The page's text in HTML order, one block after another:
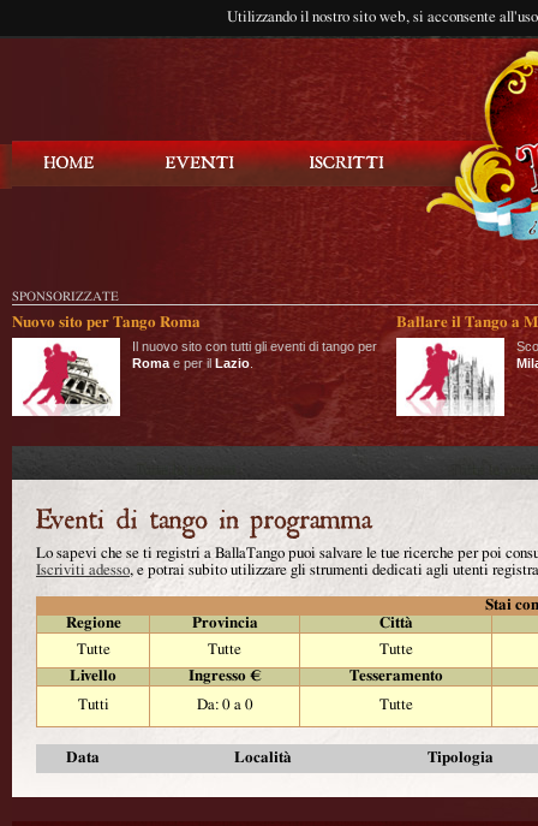
Utilizzando il nostro sito web, si acconsente
SPONSORIZZATE
Nuovo sito per Tango Roma
Il nuovo sito con tutti gli eventi di tango per
Roma e per il Lazio
Ballare il Tango a
Lo sapevi che se ti registri a BallaTango puoi salvare le tue ricerche per poi
Iscriviti adesso, e potrai subito utilizzare gli strumenti dedicati agli utenti
Stai
Regione
Provincia
Città
Tutte
Tutte
Tutte
Livello
Ingresso €
Tesseramento
Tutti
Da: 0 a 0 Tutte
Data Località Tipologia